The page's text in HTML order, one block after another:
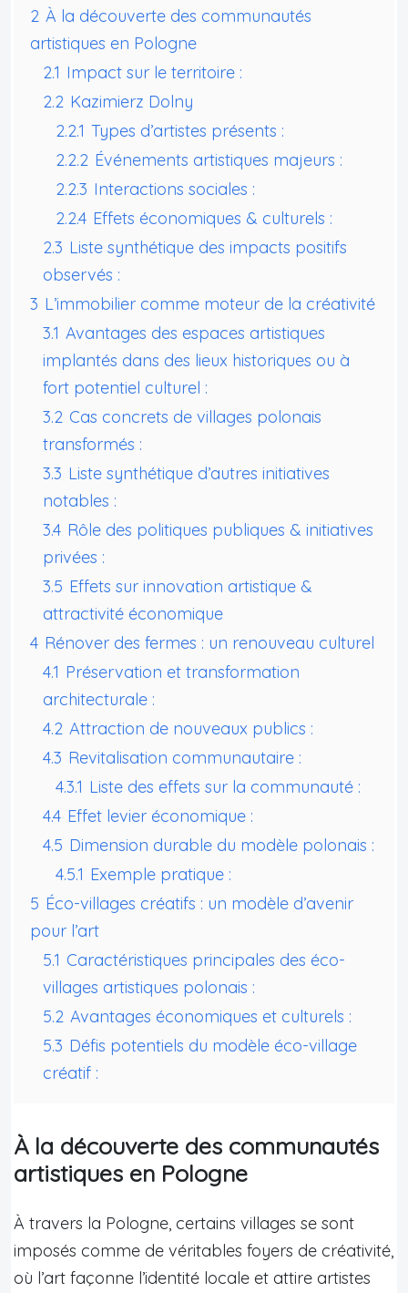
2 À la découverte des communautés
artistiques en Pologne
2.1 Impact sur le territoire :
2.2 Kazimierz Dolny
2.2.1 Types d’artistes présents :
2.2.2 Événements artistiques majeurs :
2.2.3 Interactions sociales :
2.2.4 Effets économiques & culturels :
2.3 Liste synthétique des impacts positifs
observés :
3 L’immobilier comme moteur de la créativité
3.1 Avantages des espaces artistiques
implantés dans des lieux historiques ou à
fort potentiel culturel :
3.2 Cas concrets de villages polonais
transformés :
3.3 Liste synthétique d’autres initiatives
notables :
3.4 Rôle des politiques publiques & initiatives
privées :
3.5 Effets sur innovation artistique &
attractivité économique
4 Rénover des fermes : un renouveau culturel
4.1 Préservation et transformation
architecturale :
4.2 Attraction de nouveaux publics :
4.3 Revitalisation communautaire :
4.3.1 Liste des effets sur la communauté :
4.4 Effet levier économique :
4.5 Dimension durable du modèle polonais :
4.5.1 Exemple pratique :
5 Éco-villages créatifs : un modèle d’avenir
pour l’art
5.1 Caractéristiques principales des éco-
villages artistiques polonais :
5.2 Avantages économiques et culturels :
5.3 Défis potentiels du modèle éco-village
créatif :
À la découverte des communautés
artistiques en Pologne
À travers la Pologne, certains villages se sont
imposés comme de véritables foyers de créativité,
où l’art façonne l’identité locale et attire artistes